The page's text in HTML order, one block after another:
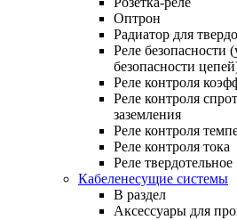
Оптрон
Радиатор для
Реле безопасности
безопасности
Реле контроля
Реле контроля
заземления
Реле контроля
Реле контроля тока
Реле твердотельное
Кабеленесущие системы
В раздел
Аксессуары для